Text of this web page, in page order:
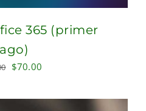
365 (primer
Original
was:
$70.00
is: